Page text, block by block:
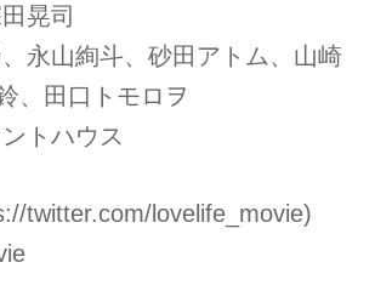
晃司
永山絢斗、砂田アトム、山崎
、田口トモロヲ
トハウス
twitter.com/lovelife_movie)